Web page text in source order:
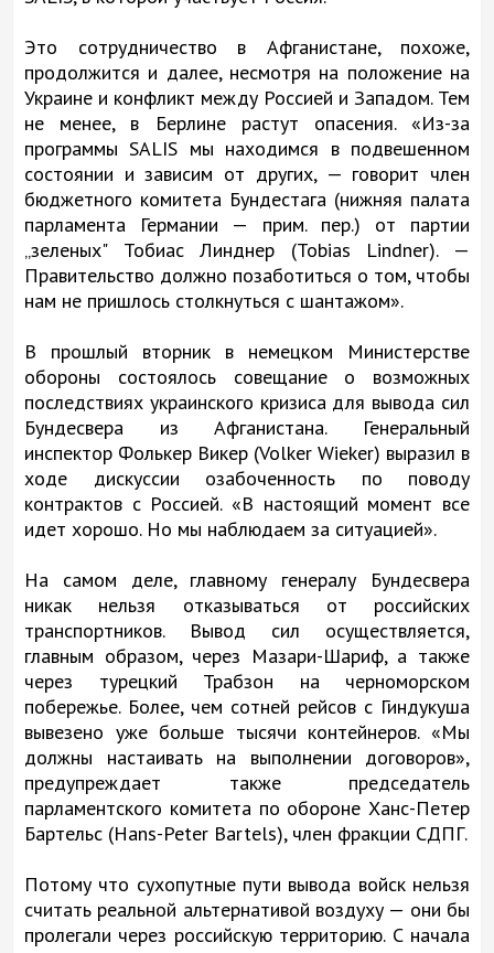
Это сотрудничество в Афганистане, похоже,
продолжится и далее, несмотря на положение на
Украине и конфликт между Россией и Западом. Тем
не менее, в Берлине растут опасения. «Из-за
программы SALIS мы находимся в подвешенном
состоянии и зависим от других, — говорит член
бюджетного комитета Бундестага (нижняя палата
парламента Германии — прим. пер.) от партии
„зеленых" Тобиас Линднер (Tobias Lindner). —
Правительство должно позаботиться о том, чтобы
нам не пришлось столкнуться с шантажом».
В прошлый вторник в немецком Министерстве
обороны состоялось совещание о возможных
последствиях украинского кризиса для вывода сил
Бундесвера из Афганистана. Генеральный
инспектор Фолькер Викер (Volker Wieker) выразил в
ходе дискуссии озабоченность по поводу
контрактов с Россией. «В настоящий момент все
идет хорошо. Но мы наблюдаем за ситуацией».
На самом деле, главному генералу Бундесвера
никак нельзя отказываться от российских
транспортников. Вывод сил осуществляется,
главным образом, через Мазари-Шариф, а также
через турецкий Трабзон на черноморском
побережье. Более, чем сотней рейсов с Гиндукуша
вывезено уже больше тысячи контейнеров. «Мы
должны настаивать на выполнении договоров»,
предупреждает также председатель
парламентского комитета по обороне Ханс-Петер
Бартельс (Hans-Peter Bartels), член фракции СДПГ.
Потому что сухопутные пути вывода войск нельзя
считать реальной альтернативой воздуху — они бы
пролегали через российскую территорию. С начала